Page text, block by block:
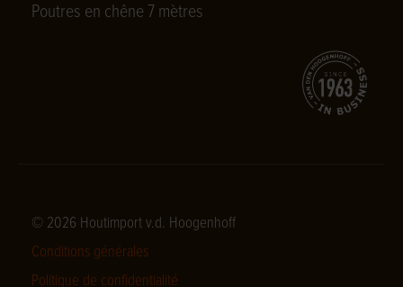
Poutres en chêne 7 mètres
© 2026 Houtimport v.d. Hoogenhoff
Conditions générales
Politique de confidentialité